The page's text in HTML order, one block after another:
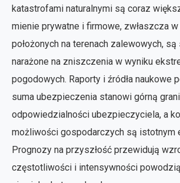
katastrofami naturalnymi są coraz
mienie prywatne i firmowe, zwłaszcza w
położonych na terenach zalewowych,
narażone na zniszczenia w wyniku
pogodowych. Raporty i źródła naukowe
suma ubezpieczenia stanowi górną
odpowiedzialności ubezpieczyciela, a
możliwości gospodarczych są istotnym
Prognozy na przyszłość przewidują
częstotliwości i intensywności